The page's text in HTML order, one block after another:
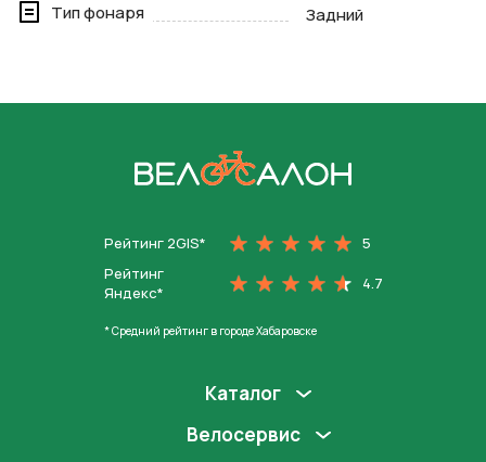
Тип фонаря
Задний
Рейтинг 2GIS*
5
Рейтинг
Яндекс*
4.7
* Средний рейтинг в городе Хабаровске
Каталог
Велосервис